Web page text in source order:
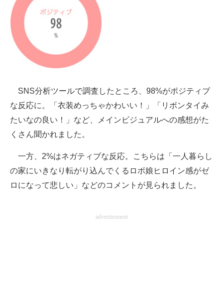
SNS分析ツールで調査したところ、98%がポジティブ
な反応に。「衣装めっちゃかわいい！」「リボンタイみ
たいなの良い！」など、メインビジュアルへの感想がた
くさん聞かれました。
一方、2%はネガティブな反応。こちらは「一人暮らし
の家にいきなり転がり込んでくるロボ娘ヒロイン感がゼ
ロになって悲しい」などのコメントが見られました。
advertisement